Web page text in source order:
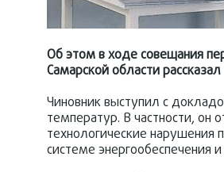
Об этом в ходе совещания
Самарской области
Чиновник выступил с
температур. В частности, он
технологические нарушения
системе энергообеспечения